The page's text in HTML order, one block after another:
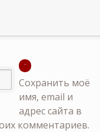
Сохранить моё
имя, email и
адрес сайта в
комментариев.